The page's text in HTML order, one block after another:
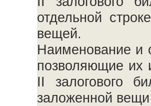
отдельной
вещей.
Наименование и
позволяющие их
II залогового
заложенной